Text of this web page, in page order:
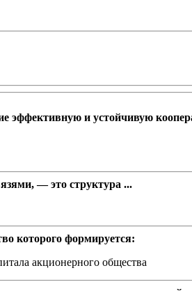
эффективную и устойчивую
— это структура ...
которого формируется:
акционерного общества